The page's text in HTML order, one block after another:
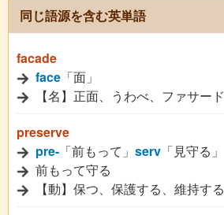
同じ語源を含む英単語
facade
face 「面」
【名】正面、うわべ、ファサード
preserve
pre- 「前もって」 serv 「見守る」
前もって守る
【動】保つ、保護する、維持する